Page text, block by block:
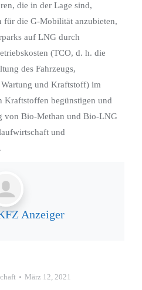
die in der Lage sind,
für die G-Mobilität anzubieten,
auf LNG durch
(TCO, d. h. die
des Fahrzeugs,
und Kraftstoff) im
Kraftstoffen begünstigen und
von Bio-Methan und Bio-LNG
und
Anzeiger
März 12, 2021